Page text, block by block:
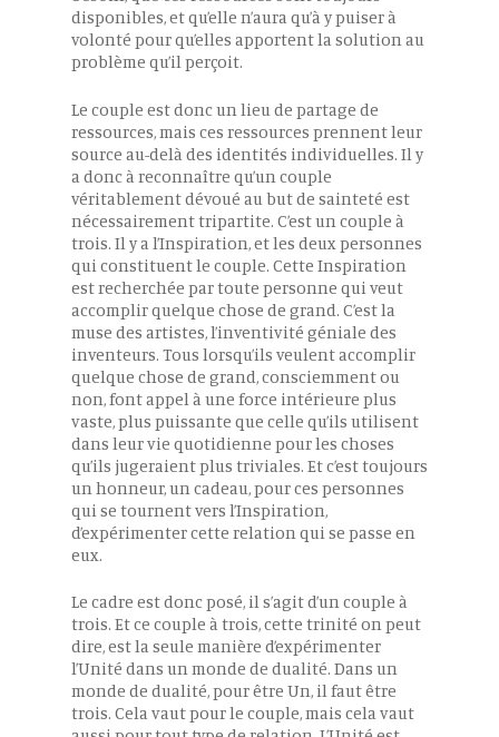
disponibles, et qu’elle n’aura qu’à y puiser à
volonté pour qu’elles apportent la solution au
problème qu’il perçoit.
Le couple est donc un lieu de partage de
ressources, mais ces ressources prennent leur
source au-delà des identités individuelles. Il y
a donc à reconnaître qu’un couple
véritablement dévoué au but de sainteté est
nécessairement tripartite. C’est un couple à
trois. Il y a l’Inspiration, et les deux personnes
qui constituent le couple. Cette Inspiration
est recherchée par toute personne qui veut
accomplir quelque chose de grand. C’est la
muse des artistes, l’inventivité géniale des
inventeurs. Tous lorsqu’ils veulent accomplir
quelque chose de grand, consciemment ou
non, font appel à une force intérieure plus
vaste, plus puissante que celle qu’ils utilisent
dans leur vie quotidienne pour les choses
qu’ils jugeraient plus triviales. Et c’est toujours
un honneur, un cadeau, pour ces personnes
qui se tournent vers l’Inspiration,
d’expérimenter cette relation qui se passe en
eux.
Le cadre est donc posé, il s’agit d’un couple à
trois. Et ce couple à trois, cette trinité on peut
dire, est la seule manière d’expérimenter
l’Unité dans un monde de dualité. Dans un
monde de dualité, pour être Un, il faut être
trois. Cela vaut pour le couple, mais cela vaut